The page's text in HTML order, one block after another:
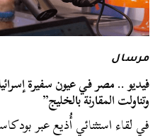
مرسال
فيديو .. مصر في عيون سفيرة
وتناولت المقارنة بالخليج”
في لقاء استثنائي أُذيع عبر